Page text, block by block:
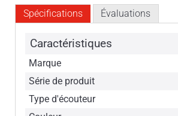
Spécifications Évaluations
Caractéristiques
Marque
Série de produit
Type d'écouteur